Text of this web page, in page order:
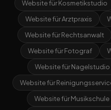
Website für Kosmetikstudio
Website für Arztpraxis
Website für Rechtsanwalt
Website für Fotograf
Website für Nagelstudio
Website für
Website für Musikschule